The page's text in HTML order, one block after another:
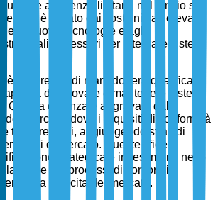
e a potenziali ritardi nel lancio sul
è sfidato dai costi iniziali elevati
di nuove tecnologie e agli
necessari per integrare sistemi
è la carenza di manodopera qualificata,
di innovare e mantenere sistemi
Questa carenza è aggravata dalla
del mercato, dove i requisiti di conformità
tra le regioni, aggiungendo strati di
di mercato. Queste sfide
strategica e investimenti nello
lavoro e nei processi di conformità
la crescita del mercato.